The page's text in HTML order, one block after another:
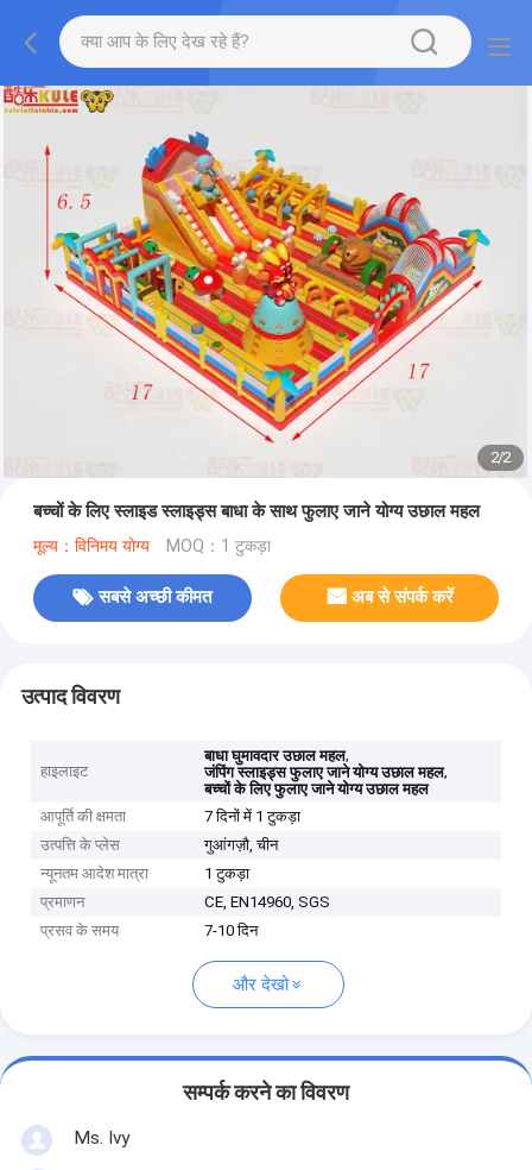
2/2
बच्चों के लिए स्लाइड स्लाइड्स बाधा के साथ फुलाए जाने योग्य उछाल महल
मूल्य：विनिमय योग्य MOQ：1 टुकड़ा
सबसे अच्छी कीमत अब से संपर्क करें
उत्पाद विवरण
हाइलाइट
बाधा घुमावदार उछाल महल,
जंपिंग स्लाइड्स फुलाए जाने योग्य उछाल महल,
बच्चों के लिए फुलाए जाने योग्य उछाल महल
आपूर्ति की क्षमता
7 दिनों में 1 टुकड़ा
उत्पत्ति के प्लेस
गुआंगज़ौ, चीन
न्यूनतम आदेश मात्रा
1 टुकड़ा
प्रमाणन
CE, EN14960, SGS
प्रसव के समय
7-10 दिन
और देखो
सम्पर्क करने का विवरण
Ms. Ivy